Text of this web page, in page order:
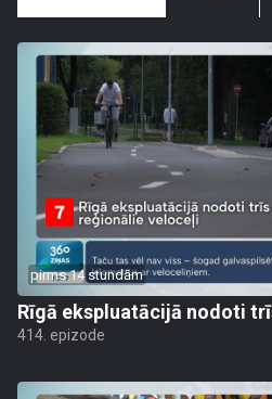
pirms 14 stundām
Rīgā ekspluatācijā nodoti
414. epizode